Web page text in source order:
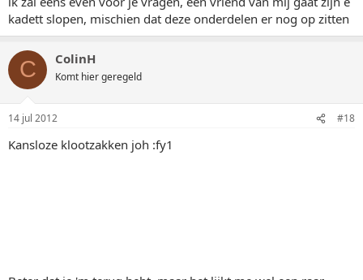
kadett slopen, mischien dat deze onderdelen er nog op zitten
C ColinH
Komt hier geregeld
14 jul 2012 #18
Kansloze klootzakken joh :fy1